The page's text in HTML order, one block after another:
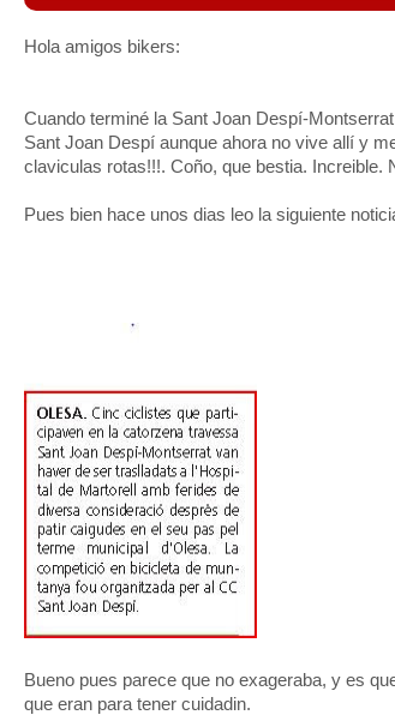
Hola amigos bikers:
Cuando terminé la Sant Joan Despí-
Sant Joan Despí aunque ahora no vive allí y
claviculas rotas!!!. Coño, que bestia. Increible.
Pues bien hace unos dias leo la siguiente
Bueno pues parece que no exageraba, y es
que eran para tener cuidadin.